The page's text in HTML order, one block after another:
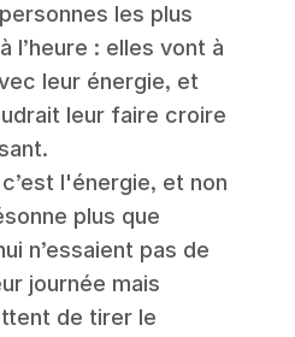
les plus
l’heure : elles vont à
leur énergie, et
leur faire croire
l'énergie, et non
plus que
n’essaient pas de
journée mais
de tirer le